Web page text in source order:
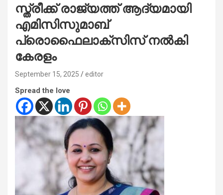
സ്ത്രീക്ക് രാജ്യത്ത് ആദ്യമായി
എമിസിസുമാബ്
പ്രൊഫൈലാക്‌സിസ് നല്‍കി
കേരളം
September 15, 2025 editor
Spread the love